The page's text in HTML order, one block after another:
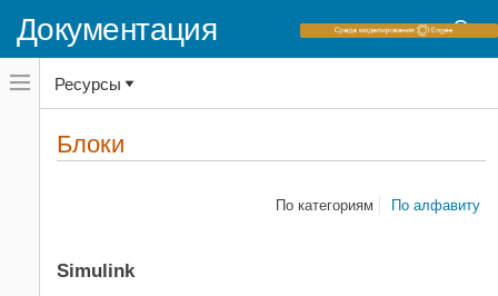
Документация
Переключатель
навигационного
меню
переключатель
Блоки
Aerospace Blockset
Ресурсы
Блоки
По категориям По алфавиту
Simulink